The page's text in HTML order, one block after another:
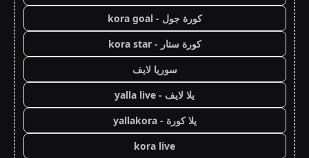
كورة جول - kora goal
كورة ستار - kora star
سوريا لايف
يلا لايف - yalla live
يلا كورة - yallakora
kora live